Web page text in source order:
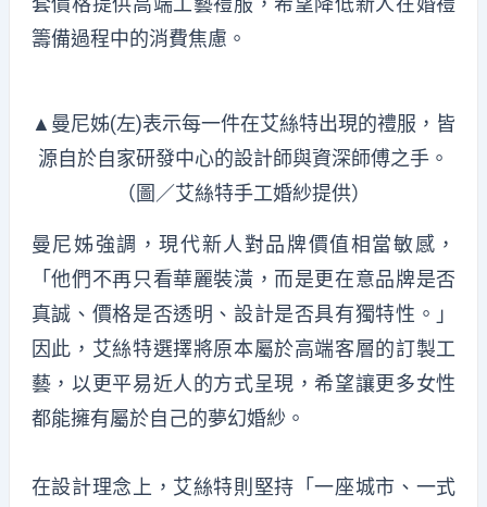
籌備過程中的消費焦慮。
▲曼尼姊(左)表示每一件在艾絲特出現的禮服，皆
源自於自家研發中心的設計師與資深師傅之手。
（圖／艾絲特手工婚紗提供）
曼尼姊強調，現代新人對品牌價值相當敏感，
「他們不再只看華麗裝潢，而是更在意品牌是否
真誠、價格是否透明、設計是否具有獨特性。」
因此，艾絲特選擇將原本屬於高端客層的訂製工
藝，以更平易近人的方式呈現，希望讓更多女性
都能擁有屬於自己的夢幻婚紗。
在設計理念上，艾絲特則堅持「一座城市、一式